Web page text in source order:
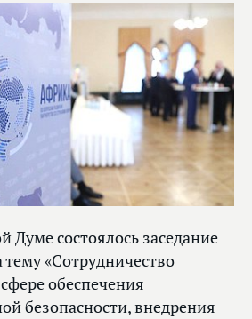
Думе состоялось заседание
тему «Сотрудничество
обеспечения
безопасности, внедрения